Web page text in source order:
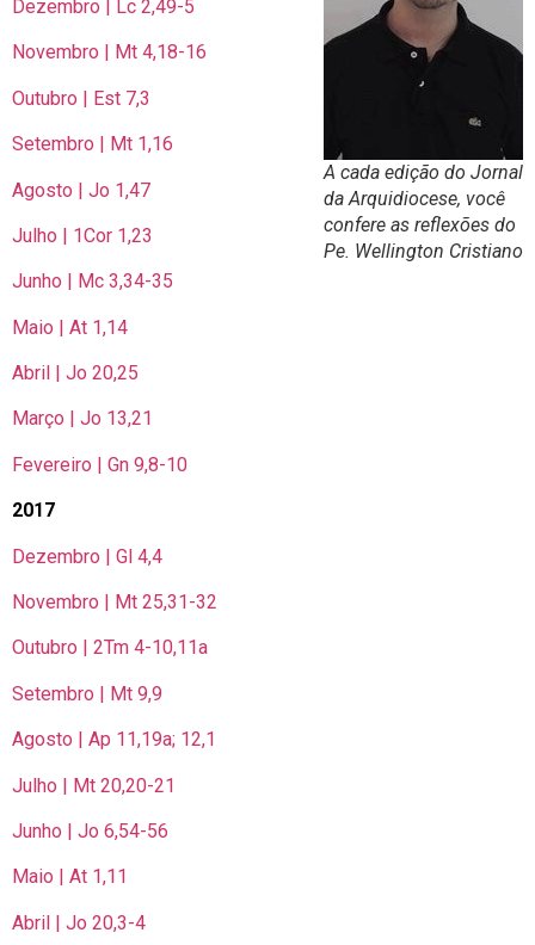
A cada edição do Jornal
da Arquidiocese, você
confere as reflexões do
Pe. Wellington Cristiano
Dezembro | Lc 2,49-5
Novembro | Mt 4,18-16
Outubro | Est 7,3
Setembro | Mt 1,16
Agosto | Jo 1,47
Julho | 1Cor 1,23
Junho | Mc 3,34-35
Maio | At 1,14
Abril | Jo 20,25
Março | Jo 13,21
Fevereiro | Gn 9,8-10
2017
Dezembro | Gl 4,4
Novembro | Mt 25,31-32
Outubro | 2Tm 4-10,11a
Setembro | Mt 9,9
Agosto | Ap 11,19a; 12,1
Julho | Mt 20,20-21
Junho | Jo 6,54-56
Maio | At 1,11
Abril | Jo 20,3-4